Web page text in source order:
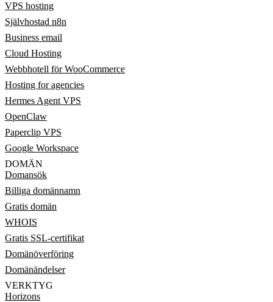
VPS hosting
Självhostad n8n
Business email
Cloud Hosting
Webbhotell för WooCommerce
Hosting for agencies
Hermes Agent VPS
OpenClaw
Paperclip VPS
Google Workspace
DOMÄN
Domansök
Billiga domännamn
Gratis domän
WHOIS
Gratis SSL-certifikat
Domänöverföring
Domänändelser
VERKTYG
Horizons